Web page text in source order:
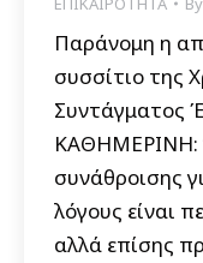
Παράνομη η
συσσίτιο της
Συντάγματος
ΚΑΘΗΜΕΡΙΝΗ:
συνάθροισης
λόγους είναι
αλλά επίσης